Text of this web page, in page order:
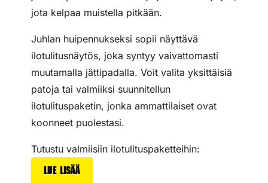
jota kelpaa muistella pitkään.
Juhlan huipennukseksi sopii näyttävä
ilotulitusnäytös, joka syntyy vaivattomasti
muutamalla jättipadalla. Voit valita yksittäisiä
patoja tai valmiiksi suunnitellun
ilotulituspaketin, jonka ammattilaiset ovat
koonneet puolestasi.
Tutustu valmiisiin ilotulituspaketteihin:
Lue lisää